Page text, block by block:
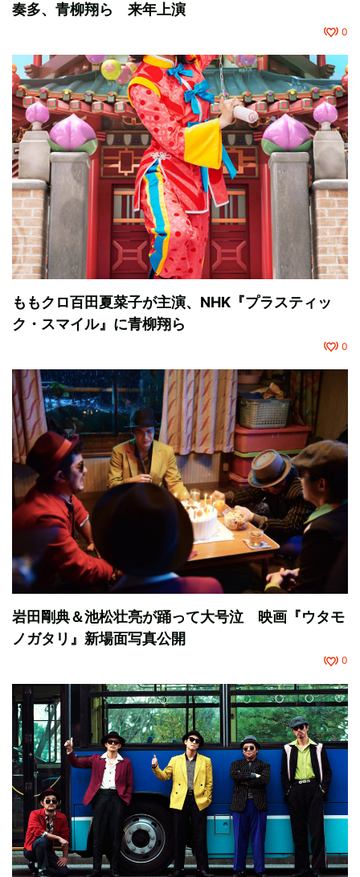
奏多、青柳翔ら 来年上演
0
ももクロ百田夏菜子が主演、NHK『プラスティッ
ク・スマイル』に青柳翔ら
0
岩田剛典＆池松壮亮が踊って大号泣 映画『ウタモ
ノガタリ』新場面写真公開
0